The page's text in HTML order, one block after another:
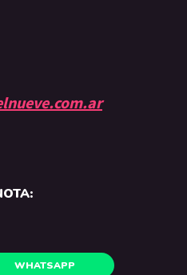
WHATSAPP